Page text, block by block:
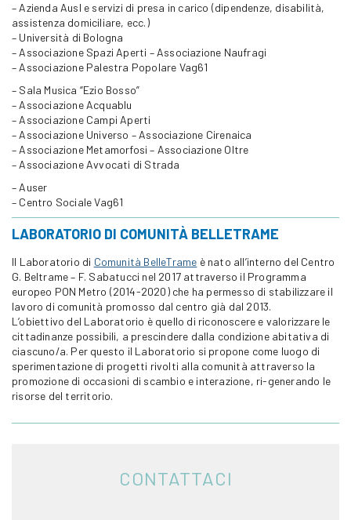
– Azienda Ausl e servizi di presa in carico (dipendenze, disabilità,
assistenza domiciliare, ecc.)
– Università di Bologna
– Associazione Spazi Aperti – Associazione Naufragi
– Associazione Palestra Popolare Vag61
– Sala Musica “Ezio Bosso”
– Associazione Acquablu
– Associazione Campi Aperti
– Associazione Universo – Associazione Cirenaica
– Associazione Metamorfosi – Associazione Oltre
– Associazione Avvocati di Strada
– Auser
– Centro Sociale Vag61
LABORATORIO DI COMUNITÀ BELLETRAME
Il Laboratorio di Comunità BelleTrame è nato all’interno del Centro
G. Beltrame – F. Sabatucci nel 2017 attraverso il Programma
europeo PON Metro (2014-2020) che ha permesso di stabilizzare il
lavoro di comunità promosso dal centro già dal 2013.
L’obiettivo del Laboratorio è quello di riconoscere e valorizzare le
cittadinanze possibili, a prescindere dalla condizione abitativa di
ciascuno/a. Per questo il Laboratorio si propone come luogo di
sperimentazione di progetti rivolti alla comunità attraverso la
promozione di occasioni di scambio e interazione, ri-generando le
risorse del territorio.
CONTATTACI